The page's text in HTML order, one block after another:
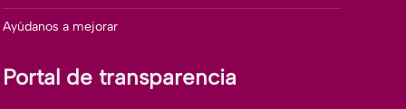
Ayúdanos a mejorar
Portal de transparencia